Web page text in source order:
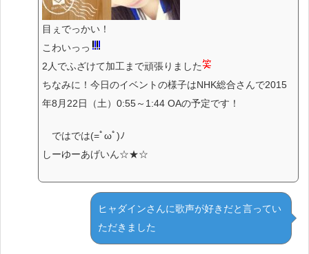
目ぇでっかい！
こわいっっ
2人でふざけて加工まで頑張りました
ちなみに！今日のイベントの様子はNHK総合さんで2015
年8月22日（土）0:55～1:44 OAの予定です！
ではでは(=ﾟωﾟ)ﾉ
しーゆーあげいん☆★☆
ヒャダインさんに歌声が好きだと言ってい
ただきました